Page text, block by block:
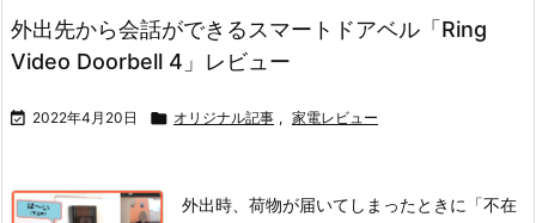
外出先から会話ができるスマートドアベル「Ring
Video Doorbell 4」レビュー
 2022年4月20日  オリジナル記事 , 家電レビュー
外出時、荷物が届いてしまったときに「不在